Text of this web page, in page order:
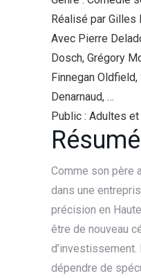
Réalisé par Gilles
Avec Pierre
Dosch, Grégory
Finnegan Oldfield,
Denarnaud, …
Public : Adultes
Résumé
Comme son père
dans une
précision en
être de nouveau
d’investissement.
dépendre de